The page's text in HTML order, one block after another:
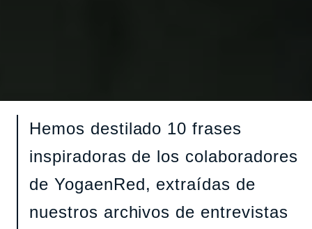
Hemos destilado 10 frases
inspiradoras de los colaboradores
de YogaenRed, extraídas de
nuestros archivos de entrevistas